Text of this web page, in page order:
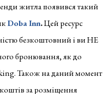
житла появився такий
Doba Inn.Цей ресурс
безкоштовний і ви НЕ
бронювання, як до
Також на даний момент
за розміщення